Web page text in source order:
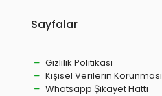
Sayfalar
Gizlilik Politikası
Kişisel Verilerin Korunması
Whatsapp Şikayet Hattı